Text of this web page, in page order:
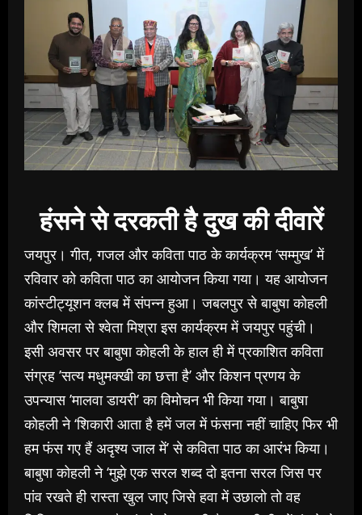
हंसने से दरकती है दुख की दीवारें
जयपुर। गीत, गजल और कविता पाठ के कार्यक्रम ‘सम्मुख’ में
रविवार को कविता पाठ का आयोजन किया गया। यह आयोजन
कांस्टीट्यूशन क्लब में संपन्न हुआ। जबलपुर से बाबुषा कोहली
और शिमला से श्वेता मिश्रा इस कार्यक्रम में जयपुर पहुंची।
इसी अवसर पर बाबुषा कोहली के हाल ही में प्रकाशित कविता
संग्रह ’सत्य मधुमक्खी का छत्ता है’ और किशन प्रणय के
उपन्यास ’मालवा डायरी’ का विमोचन भी किया गया। बाबुषा
कोहली ने ‘शिकारी आता है हमें जल में फंसना नहीं चाहिए फिर भी
हम फंस गए हैं अदृश्य जाल में’ से कविता पाठ का आरंभ किया।
बाबुषा कोहली ने ‘मुझे एक सरल शब्द दो इतना सरल जिस पर
पांव रखते ही रास्ता खुल जाए जिसे हवा में उछालो तो वह